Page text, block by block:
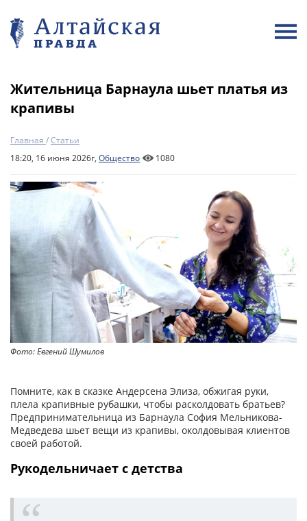
Жительница Барнаула шьет платья из
крапивы
Главная /Статьи
18:20, 16 июня 2026г, Общество 1080
Фото: Евгений Шумилов
Помните, как в сказке Андерсена Элиза, обжигая руки,
плела крапивные рубашки, чтобы расколдовать братьев?
Предпринимательница из Барнаула София Мельникова-
Медведева шьет вещи из крапивы, околдовывая клиентов
своей работой.
Рукодельничает с детства